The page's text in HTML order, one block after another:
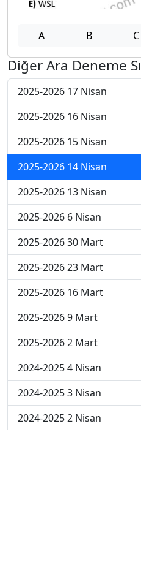
A B C
Diğer Ara Deneme
2025-2026 17 Nisan
2025-2026 16 Nisan
2025-2026 15 Nisan
2025-2026 14 Nisan
2025-2026 13 Nisan
2025-2026 6 Nisan
2025-2026 30 Mart
2025-2026 23 Mart
2025-2026 16 Mart
2025-2026 9 Mart
2025-2026 2 Mart
2024-2025 4 Nisan
2024-2025 3 Nisan
2024-2025 2 Nisan